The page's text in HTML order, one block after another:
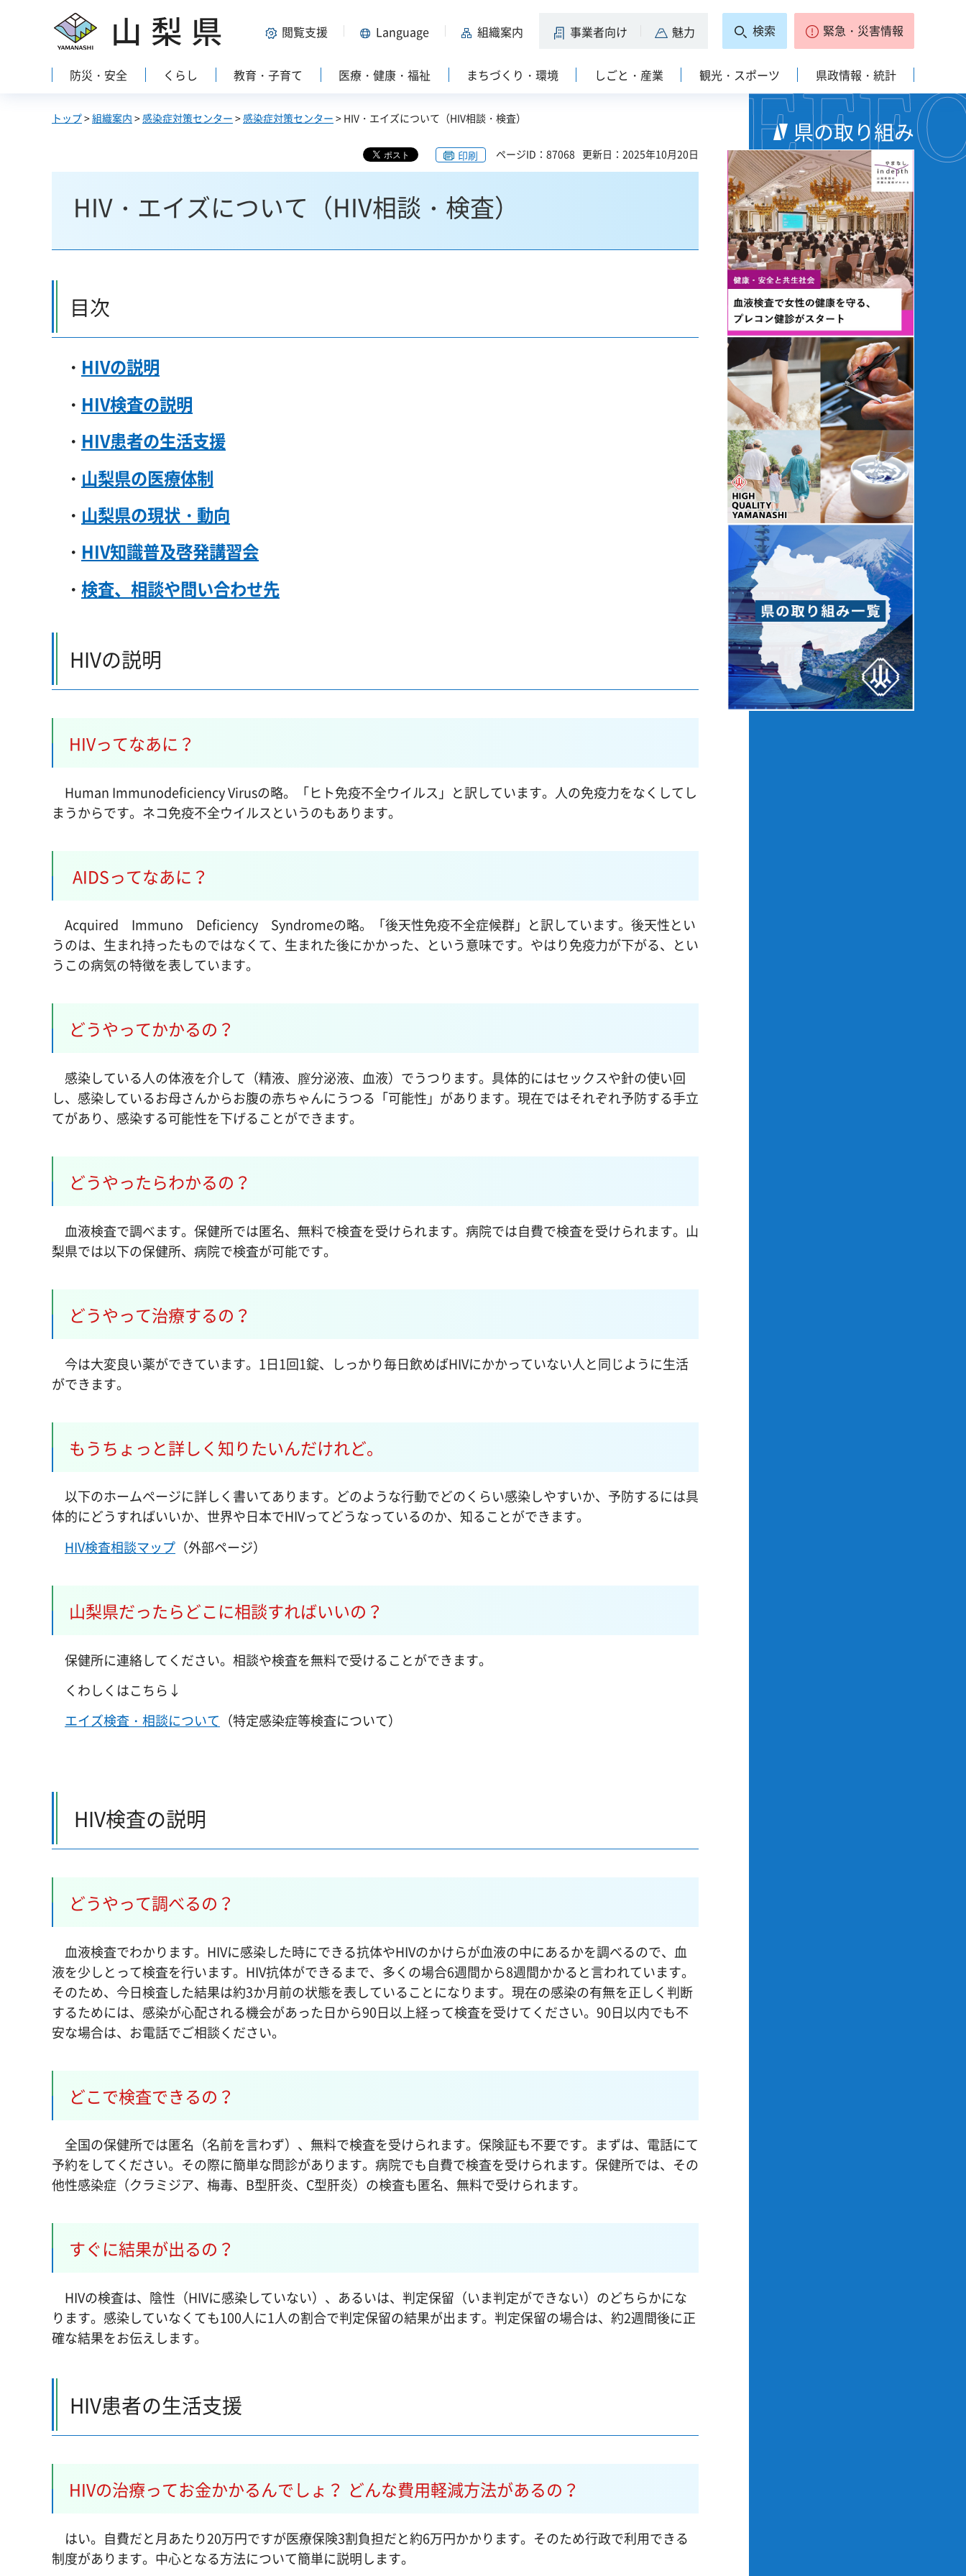
山梨県 閲覧支援 Language 組織案内 事業者向け 魅力 検索 緊急・災害情報
防災・安全 くらし 教育・子育て 医療・健康・福祉 まちづくり・環境 しごと・産業 観光・スポーツ 県政情報・統計
トップ>組織案内 >感染症対策センター >感染症対策センター > HIV・エイズについて（HIV相談・検査）
印刷 ページID：87068 更新日：2025年10月20日
HIV・エイズについて（HIV相談・検査）
目次
・ HIVの説明
・ HIV検査の説明
・ HIV患者の生活支援
・ 山梨県の医療体制
・ 山梨県の現状・動向
・ HIV知識普及啓発講習会
・ 検査、相談や問い合わせ先
HIVの説明
HIVってなあに？
Human Immunodeficiency Virusの略。「ヒト免疫不全ウイルス」と訳しています。人の免疫力をなくしてし
まうからです。ネコ免疫不全ウイルスというのもあります。
AIDSってなあに？
Acquired Immuno Deficiency Syndromeの略。「後天性免疫不全症候群」と訳しています。後天性とい
うのは、生まれ持ったものではなくて、生まれた後にかかった、という意味です。やはり免疫力が下がる、とい
うこの病気の特徴を表しています。
どうやってかかるの？
感染している人の体液を介して（精液、膣分泌液、血液）でうつります。具体的にはセックスや針の使い回
し、感染しているお母さんからお腹の赤ちゃんにうつる「可能性」があります。現在ではそれぞれ予防する手立
てがあり、感染する可能性を下げることができます。
どうやったらわかるの？
血液検査で調べます。保健所では匿名、無料で検査を受けられます。病院では自費で検査を受けられます。山
梨県では以下の保健所、病院で検査が可能です。
どうやって治療するの？
今は大変良い薬ができています。1日1回1錠、しっかり毎日飲めばHIVにかかっていない人と同じように生活
ができます。
もうちょっと詳しく知りたいんだけれど。
以下のホームページに詳しく書いてあります。どのような行動でどのくらい感染しやすいか、予防するには具
体的にどうすればいいか、世界や日本でHIVってどうなっているのか、知ることができます。
HIV検査相談マップ （外部ページ）
山梨県だったらどこに相談すればいいの？
保健所に連絡してください。相談や検査を無料で受けることができます。
くわしくはこちら↓
エイズ検査・相談について （特定感染症等検査について）
HIV検査の説明
どうやって調べるの？
血液検査でわかります。HIVに感染した時にできる抗体やHIVのかけらが血液の中にあるかを調べるので、血
液を少しとって検査を行います。HIV抗体ができるまで、多くの場合6週間から8週間かかると言われています。
そのため、今日検査した結果は約3か月前の状態を表していることになります。現在の感染の有無を正しく判断
するためには、感染が心配される機会があった日から90日以上経って検査を受けてください。90日以内でも不
安な場合は、お電話でご相談ください。
どこで検査できるの？
全国の保健所では匿名（名前を言わず）、無料で検査を受けられます。保険証も不要です。まずは、電話にて
予約をしてください。その際に簡単な問診があります。病院でも自費で検査を受けられます。保健所では、その
他性感染症（クラミジア、梅毒、B型肝炎、C型肝炎）の検査も匿名、無料で受けられます。
すぐに結果が出るの？
HIVの検査は、陰性（HIVに感染していない）、あるいは、判定保留（いま判定ができない）のどちらかにな
ります。感染していなくても100人に1人の割合で判定保留の結果が出ます。判定保留の場合は、約2週間後に正
確な結果をお伝えします。
HIV患者の生活支援
HIVの治療ってお金かかるんでしょ？ どんな費用軽減方法があるの？
はい。自費だと月あたり20万円ですが医療保険3割負担だと約6万円かかります。そのため行政で利用できる
制度があります。中心となる方法について簡単に説明します。
県の取り組み